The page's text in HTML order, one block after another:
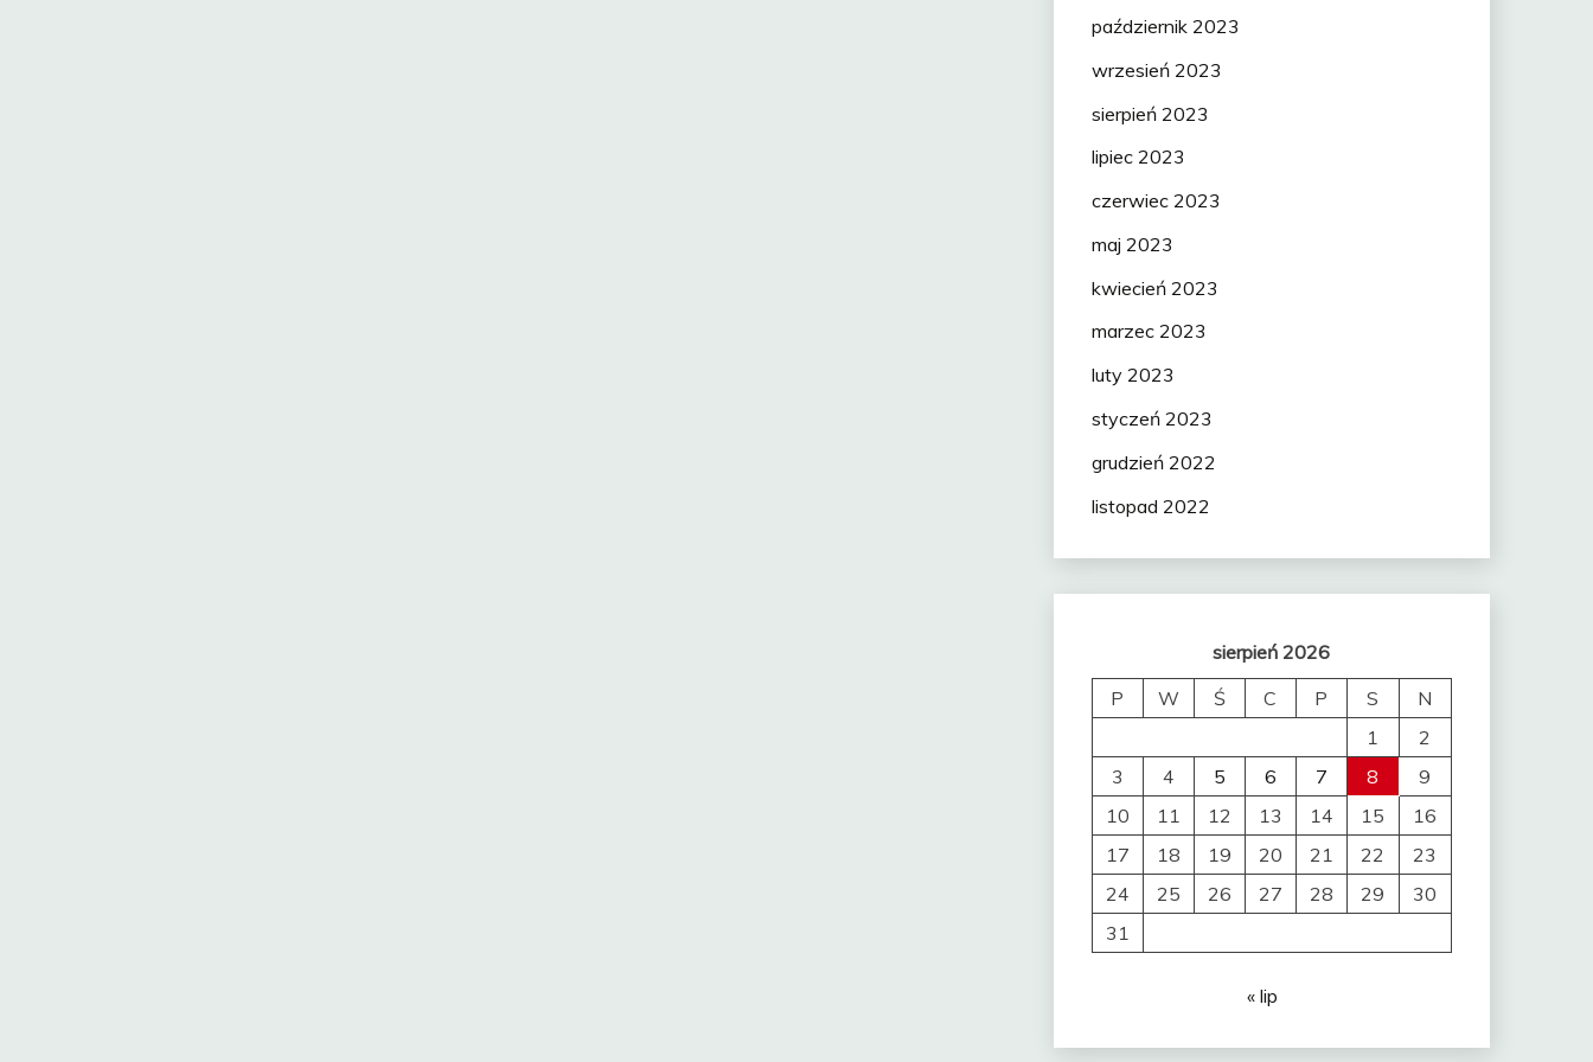
październik 2023
wrzesień 2023
sierpień 2023
lipiec 2023
czerwiec 2023
maj 2023
kwiecień 2023
marzec 2023
luty 2023
styczeń 2023
grudzień 2022
listopad 2022
sierpień 2026
P
W Ś C P S
N
1
2
3
4 5 6 7 8
9
10
11 12 13 14 15
16
17
18 19 20 21 22
23
24
25 26 27 28 29
30
31
« lip